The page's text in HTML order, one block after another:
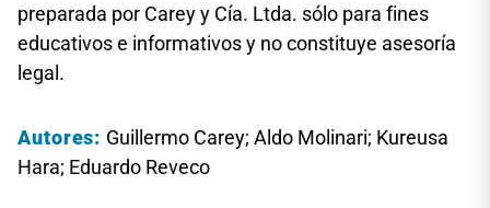
preparada por Carey y Cía. Ltda. sólo para fines
educativos e informativos y no constituye asesoría
legal.
Autores: Guillermo Carey; Aldo Molinari; Kureusa
Hara; Eduardo Reveco